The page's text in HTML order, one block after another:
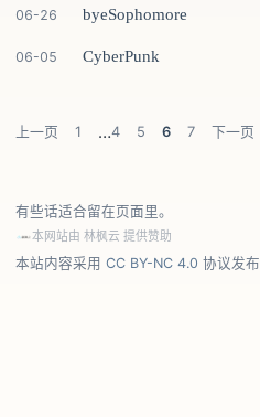
06-26 byeSophomore
06-05 CyberPunk
上一页 1 …4 5 6 7 下一页
有些话适合留在页面里。
本网站由林枫云 提供赞助
本站内容采用 CC BY-NC 4.0协议发布